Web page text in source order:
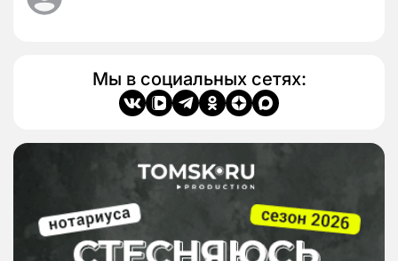
Мы в социальных сетях: